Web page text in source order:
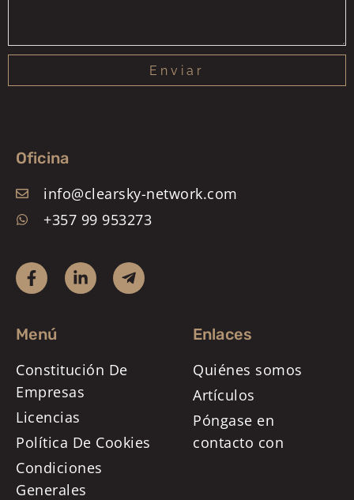
Enviar
Oficina
info@clearsky-network.com
+357 99 953273
Menú
Constitución De
Empresas
Licencias
Política De Cookies
Condiciones
Generales
Enlaces
Quiénes somos
Artículos
Póngase en
contacto con